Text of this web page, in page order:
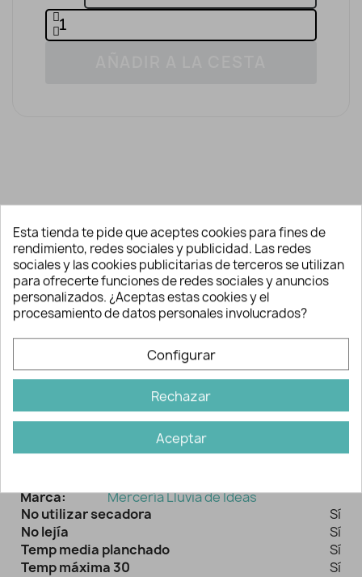
Ideales como complemento de tu disfraz
para carnaval, espectáculos...
Con estos guantes completarás tu
disfraz de cabaretera, charleston,
ladrón, camarero, personajes de cine o
animación, etc.
Información adicional
Marca:
Mercería Lluvia de Ideas
No utilizar secadora
Sí
No lejía
Sí
Temp media planchado
Sí
Temp máxima 30
Sí
Esta tienda te pide que aceptes cookies para fines de
rendimiento, redes sociales y publicidad. Las redes
sociales y las cookies publicitarias de terceros se utilizan
para ofrecerte funciones de redes sociales y anuncios
personalizados. ¿Aceptas estas cookies y el
procesamiento de datos personales involucrados?
Configurar
Rechazar
Aceptar